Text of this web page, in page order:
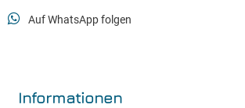
Auf WhatsApp folgen
Informationen